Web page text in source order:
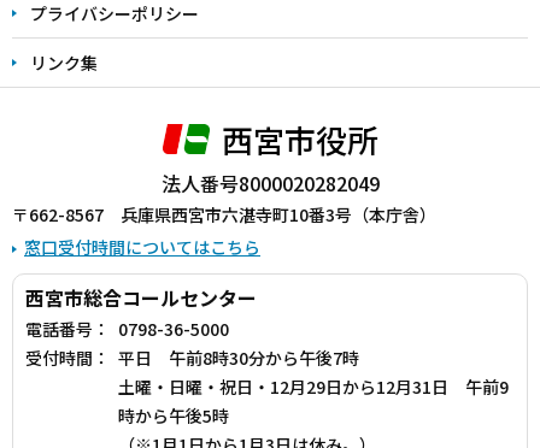
プライバシーポリシー
リンク集
西宮市役所
法人番号8000020282049
〒662-8567 兵庫県西宮市六湛寺町10番3号（本庁舎）
窓口受付時間についてはこちら
西宮市総合コールセンター
電話番号：
0798-36-5000
受付時間：
平日 午前8時30分から午後7時
土曜・日曜・祝日・12月29日から12月31日 午前9
時から午後5時